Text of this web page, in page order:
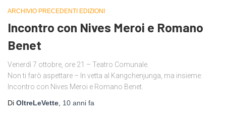
ARCHIVIO PRECEDENTI EDIZIONI
Incontro con Nives Meroi e Romano
Benet
Venerdì 7 ottobre, ore 21 – Teatro Comunale.
Non ti farò aspettare – In vetta al Kangchenjunga, ma insieme:
Incontro con Nives Meroi e Romano Benet.
Di OltreLeVette 10 anni fa